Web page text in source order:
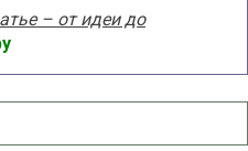
– от идеи до